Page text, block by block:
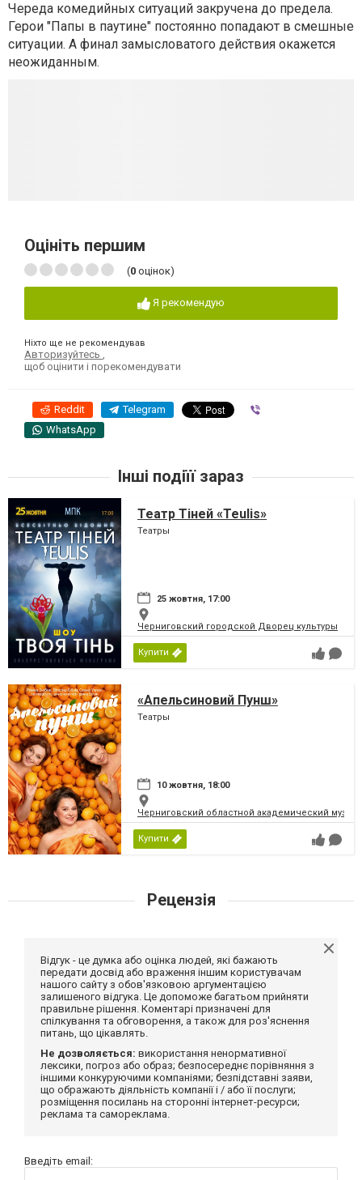
Череда комедийных ситуаций закручена до предела.
Герои "Папы в паутине" постоянно попадают в смешные
ситуации. А финал замысловатого действия окажется
неожиданным.
Оцініть першим
(0 оцінок)
Я рекомендую
Ніхто ще не рекомендував
Авторизуйтесь
щоб оцінити і порекомендувати
Reddit Telegram
WhatsApp
Інші подіїї зараз
Театр Тіней «Teulis»
Театры
25 жовтня, 17:00
Черниговский городской Дворец культуры
Купити
«Апельсиновий Пунш»
Театры
10 жовтня, 18:00
Черниговский областной академический
Купити
Рецензія
Відгук - це думка або оцінка людей, які бажають
передати досвід або враження іншим користувачам
нашого сайту з обов'язковою аргументацією
залишеного відгука. Це допоможе багатьом прийняти
правильне рішення. Коментарі призначені для
спілкування та обговорення, а також для роз'яснення
питань, що цікавлять.
Не дозволяється: використання ненормативної
лексики, погроз або образ; безпосереднє порівняння з
іншими конкуруючими компаніями; безпідставні заяви,
що ображають діяльність компанії і / або її послуги;
розміщення посилань на сторонні інтернет-ресурси;
реклама та самореклама.
Введіть email: